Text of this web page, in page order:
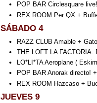
POP BAR Circlesquare
REX ROOM Per QX +
SÁBADO 4
RAZZ CLUB Amable + Gato
THE LOFT LA FACTORIA:
LO*LI*TA Aeroplane (
POP BAR Anorak directo!
REX ROOM Hazcaso +
JUEVES 9